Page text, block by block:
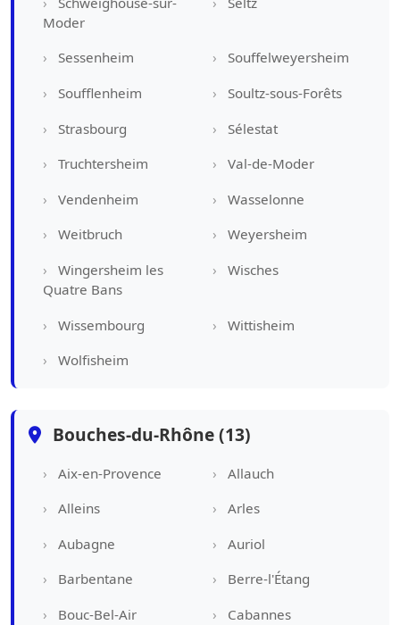
Moder
Sessenheim
Souffelweyersheim
Soufflenheim
Soultz-sous-Forêts
Strasbourg
Sélestat
Truchtersheim
Val-de-Moder
Vendenheim
Wasselonne
Weitbruch
Weyersheim
Wingersheim les
Quatre Bans
Wisches
Wissembourg
Wittisheim
Wolfisheim
Bouches-du-Rhône (13)
Aix-en-Provence
Allauch
Alleins
Arles
Aubagne
Auriol
Barbentane
Berre-l'Étang
Bouc-Bel-Air
Cabannes